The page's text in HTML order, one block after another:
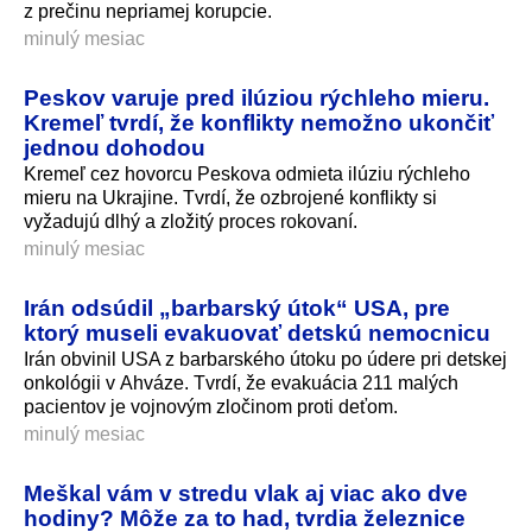
z prečinu nepriamej korupcie.
minulý mesiac
Peskov varuje pred ilúziou rýchleho mieru.
Kremeľ tvrdí, že konflikty nemožno ukončiť
jednou dohodou
Kremeľ cez hovorcu Peskova odmieta ilúziu rýchleho
mieru na Ukrajine. Tvrdí, že ozbrojené konflikty si
vyžadujú dlhý a zložitý proces rokovaní.
minulý mesiac
Irán odsúdil „barbarský útok“ USA, pre
ktorý museli evakuovať detskú nemocnicu
Irán obvinil USA z barbarského útoku po údere pri detskej
onkológii v Ahváze. Tvrdí, že evakuácia 211 malých
pacientov je vojnovým zločinom proti deťom.
minulý mesiac
Meškal vám v stredu vlak aj viac ako dve
hodiny? Môže za to had, tvrdia železnice